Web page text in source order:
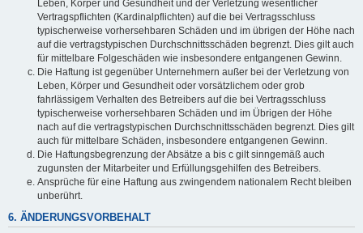
Leben, Körper und Gesundheit und der Verletzung wesentlicher
Vertragspflichten (Kardinalpflichten) auf die bei Vertragsschluss
typischerweise vorhersehbaren Schäden und im übrigen der Höhe nach
auf die vertragstypischen Durchschnittsschäden begrenzt. Dies gilt auch
für mittelbare Folgeschäden wie insbesondere entgangenen Gewinn.
Die Haftung ist gegenüber Unternehmern außer bei der Verletzung von
Leben, Körper und Gesundheit oder vorsätzlichem oder grob
fahrlässigem Verhalten des Betreibers auf die bei Vertragsschluss
typischerweise vorhersehbaren Schäden und im Übrigen der Höhe
nach auf die vertragstypischen Durchschnittsschäden begrenzt. Dies gilt
auch für mittelbare Schäden, insbesondere entgangenen Gewinn.
Die Haftungsbegrenzung der Absätze a bis c gilt sinngemäß auch
zugunsten der Mitarbeiter und Erfüllungsgehilfen des Betreibers.
Ansprüche für eine Haftung aus zwingendem nationalem Recht bleiben
unberührt.
6. ÄNDERUNGSVORBEHALT